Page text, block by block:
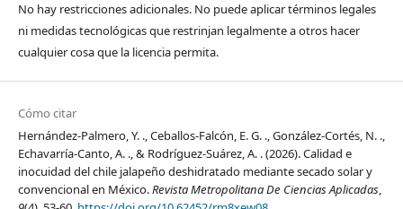
No hay restricciones adicionales. No puede aplicar términos legales
ni medidas tecnológicas que restrinjan legalmente a otros hacer
cualquier cosa que la licencia permita.
Cómo citar
Hernández-Palmero, Y. ., Ceballos-Falcón, E. G. ., González-Cortés, N. .,
Echavarría-Canto, A. ., & Rodríguez-Suárez, A. . (2026). Calidad e
inocuidad del chile jalapeño deshidratado mediante secado solar y
convencional en México.Revista Metropolitana De Ciencias Aplicadas,